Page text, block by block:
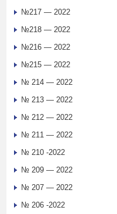
№217 — 2022
№218 — 2022
№216 — 2022
№215 — 2022
№ 214 — 2022
№ 213 — 2022
№ 212 — 2022
№ 211 — 2022
№ 210 -2022
№ 209 — 2022
№ 207 — 2022
№ 206 -2022